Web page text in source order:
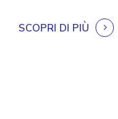
SCOPRI DI PIÙ